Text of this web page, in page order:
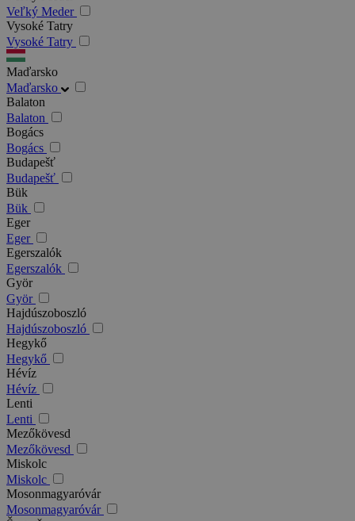
Veľký Meder
Vysoké Tatry
Vysoké Tatry
Maďarsko
Maďarsko
Balaton
Balaton
Bogács
Bogács
Budapešť
Budapešť
Bük
Bük
Eger
Eger
Egerszalók
Egerszalók
Györ
Györ
Hajdúszoboszló
Hajdúszoboszló
Hegykő
Hegykő
Hévíz
Hévíz
Lenti
Lenti
Mezőkövesd
Mezőkövesd
Miskolc
Miskolc
Mosonmagyaróvár
Mosonmagyaróvár